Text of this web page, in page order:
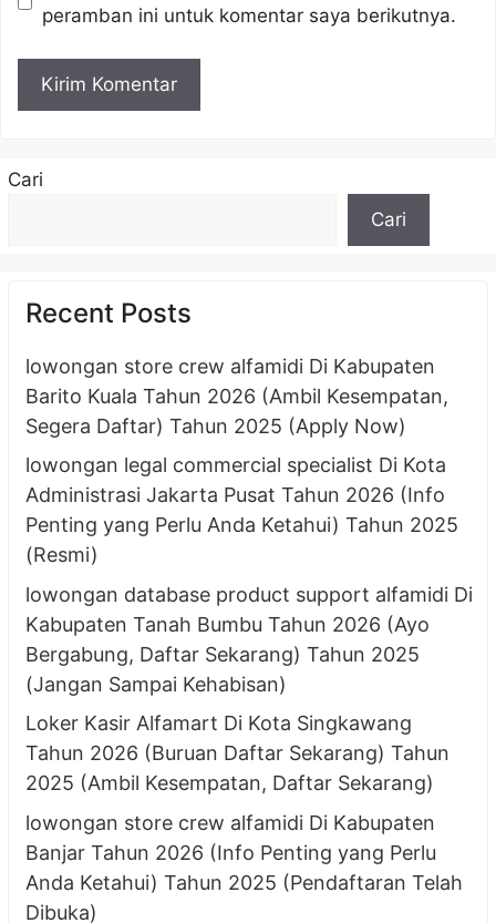
peramban ini untuk komentar saya berikutnya.
Cari
Cari
Recent Posts
lowongan store crew alfamidi Di Kabupaten
Barito Kuala Tahun 2026 (Ambil Kesempatan,
Segera Daftar) Tahun 2025 (Apply Now)
lowongan legal commercial specialist Di Kota
Administrasi Jakarta Pusat Tahun 2026 (Info
Penting yang Perlu Anda Ketahui) Tahun 2025
(Resmi)
lowongan database product support alfamidi Di
Kabupaten Tanah Bumbu Tahun 2026 (Ayo
Bergabung, Daftar Sekarang) Tahun 2025
(Jangan Sampai Kehabisan)
Loker Kasir Alfamart Di Kota Singkawang
Tahun 2026 (Buruan Daftar Sekarang) Tahun
2025 (Ambil Kesempatan, Daftar Sekarang)
lowongan store crew alfamidi Di Kabupaten
Banjar Tahun 2026 (Info Penting yang Perlu
Anda Ketahui) Tahun 2025 (Pendaftaran Telah
Dibuka)